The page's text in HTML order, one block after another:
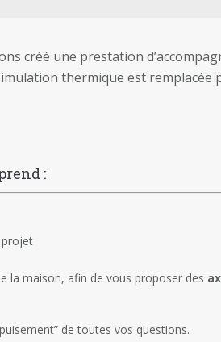
créé une prestation
thermique est remplacée
:
projet
la maison, afin de vous proposer des
de toutes vos questions.